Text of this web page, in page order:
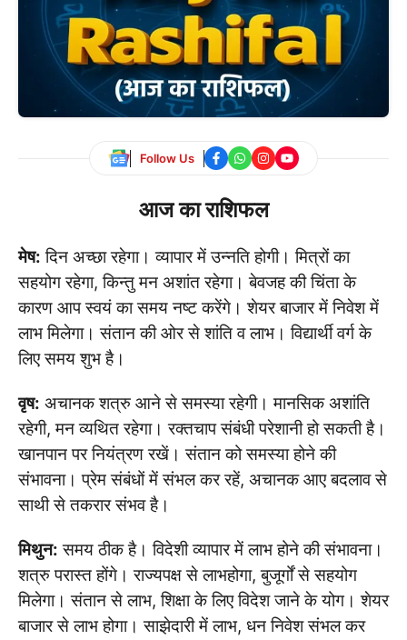
Follow Us
आज का राशिफल
मेष: दिन अच्छा रहेगा। व्यापार में उन्नति होगी। मित्रों का
सहयोग रहेगा, किन्तु मन अशांत रहेगा। बेवजह की चिंता के
कारण आप स्वयं का समय नष्ट करेंगे। शेयर बाजार में निवेश में
लाभ मिलेगा। संतान की ओर से शांति व लाभ। विद्यार्थी वर्ग के
लिए समय शुभ है।
वृष: अचानक शत्रु आने से समस्या रहेगी। मानसिक अशांति
रहेगी, मन व्यथित रहेगा। रक्तचाप संबंधी परेशानी हो सकती है।
खानपान पर नियंत्रण रखें। संतान को समस्या होने की
संभावना। प्रेम संबंधों में संभल कर रहें, अचानक आए बदलाव से
साथी से तकरार संभव है।
मिथुन: समय ठीक है। विदेशी व्यापार में लाभ होने की संभावना।
शत्रु परास्त होंगे। राज्यपक्ष से लाभहोगा, बुजूर्गों से सहयोग
मिलेगा। संतान से लाभ, शिक्षा के लिए विदेश जाने के योग। शेयर
बाजार से लाभ होगा। साझेदारी में लाभ, धन निवेश संभल कर